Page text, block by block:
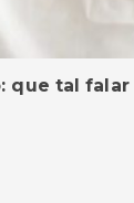
que tal falar